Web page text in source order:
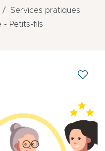
Services pratiques
- Petits-fils